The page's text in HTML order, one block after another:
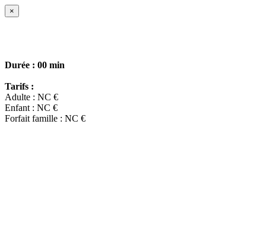
×
Durée : 00 min
Tarifs :
Adulte : NC €
Enfant : NC €
Forfait famille : NC €